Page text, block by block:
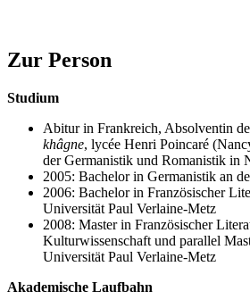
Zur Person
Studium
Abitur in Frankreich, Absolventin
khâgne, lycée Henri Poincaré
der Germanistik und Romanistik in
2005: Bachelor in Germanistik an
2006: Bachelor in Französischer
Universität Paul Verlaine-Metz
2008: Master in Französischer
Kulturwissenschaft und parallel
Universität Paul Verlaine-Metz
Akademische Laufbahn